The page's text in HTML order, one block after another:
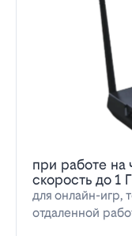
при работе на
скорость до 1
для онлайн-игр,
отдаленной